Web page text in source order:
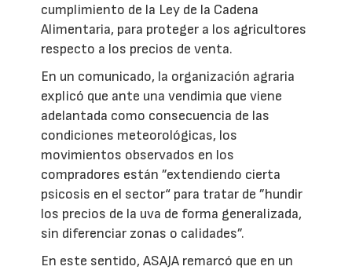
cumplimiento de la Ley de la Cadena
Alimentaria, para proteger a los agricultores
respecto a los precios de venta.
En un comunicado, la organización agraria
explicó que ante una vendimia que viene
adelantada como consecuencia de las
condiciones meteorológicas, los
movimientos observados en los
compradores están ”extendiendo cierta
psicosis en el sector“ para tratar de ”hundir
los precios de la uva de forma generalizada,
sin diferenciar zonas o calidades”.
En este sentido, ASAJA remarcó que en un